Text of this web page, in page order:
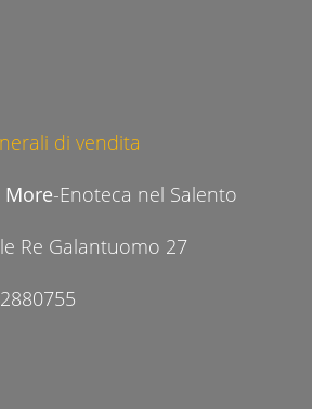
di vendita
More-Enoteca nel Salento
Re Galantuomo 27